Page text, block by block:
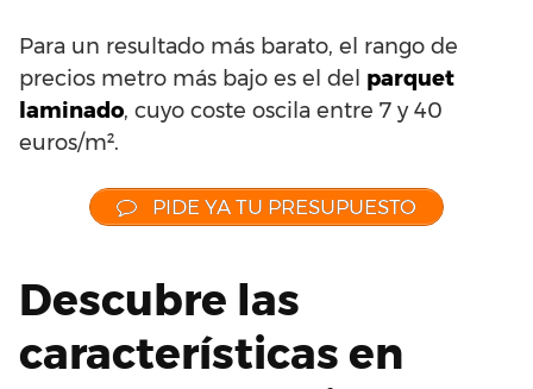
Para un resultado más barato, el rango de
precios metro más bajo es el del parquet
laminado, cuyo coste oscila entre 7 y 40
euros/m².
PIDE YA TU PRESUPUESTO
Descubre las
características en